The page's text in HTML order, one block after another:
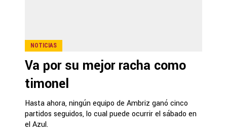
NOTICIAS
Va por su mejor racha como
timonel
Hasta ahora, ningún equipo de Ambriz ganó cinco
partidos seguidos, lo cual puede ocurrir el sábado en
el Azul.